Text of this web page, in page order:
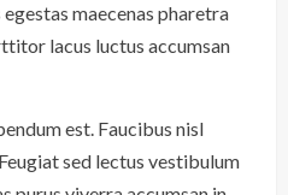
maecenas pharetra
lacus luctus accumsan
est. Faucibus nisl
sed lectus vestibulum